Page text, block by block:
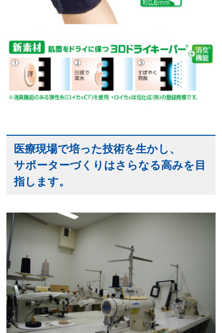
医療現場で培った技術を生かし、
サポーターづくりはさらなる高みを目
指します。